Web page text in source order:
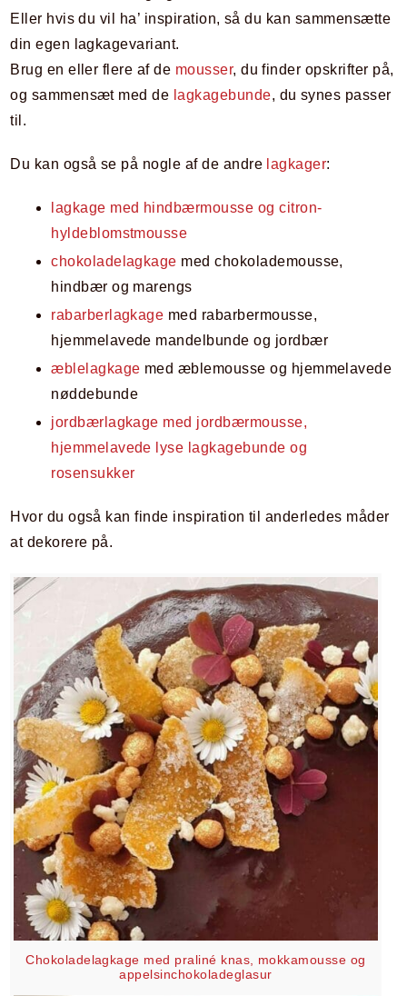
Eller hvis du vil ha’ inspiration, så du kan sammensætte
din egen lagkagevariant.
Brug en eller flere af de mousser, du finder opskrifter på,
og sammensæt med de lagkagebunde, du synes passer
til.
Du kan også se på nogle af de andre lagkager:
lagkage med hindbærmousse og citron-
hyldeblomstmousse
chokoladelagkage med chokolademousse,
hindbær og marengs
rabarberlagkage med rabarbermousse,
hjemmelavede mandelbunde og jordbær
æblelagkage med æblemousse og hjemmelavede
nøddebunde
jordbærlagkage med jordbærmousse,
hjemmelavede lyse lagkagebunde og
rosensukker
Hvor du også kan finde inspiration til anderledes måder
at dekorere på.
Chokoladelagkage med praliné knas, mokkamousse og
appelsinchokoladeglasur